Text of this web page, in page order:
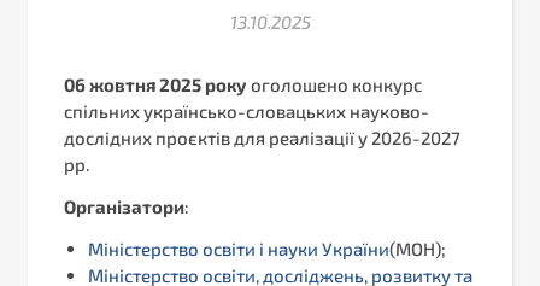
13.10.2025
06 жовтня 2025 року оголошено конкурс
спільних українсько-словацьких науково-
дослідних проєктів для реалізації у 2026-2027
рр.
Організатори:
Міністерство освіти і науки України(МОН);
Міністерство освіти, досліджень, розвитку та